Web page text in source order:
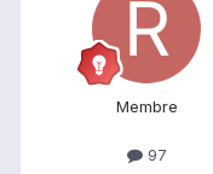
Membre
97